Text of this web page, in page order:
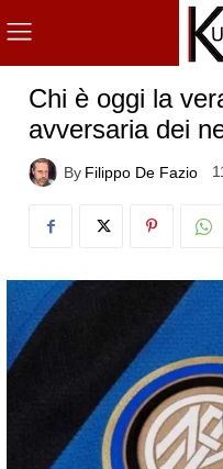
Chi è oggi la
avversaria dei
By Filippo De Fazio